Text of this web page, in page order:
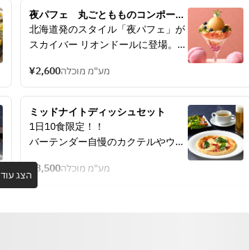
夜パフェ　丸ごともものコンポート
パフェ
北海道発のスタイル「夜パフェ」が
スカイバー リオンドールに登場。
はいかがでしょう。
¥2,600מע"מ מוכלה
ミッドナイトディッシュセット
1日10食限定！！
バーテンダー自慢のカクテルやウイ
の夜景とともにお楽しみください。
¥3,500מע"מ מוכלה
הצג עוד